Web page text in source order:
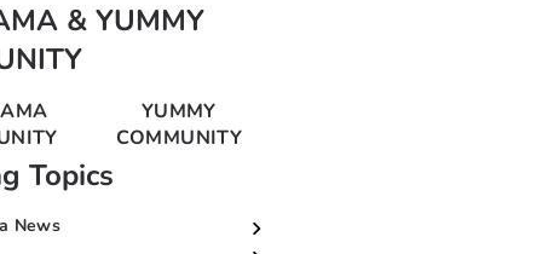
& YUMMY
YUMMY
COMMUNITY
Topics
News